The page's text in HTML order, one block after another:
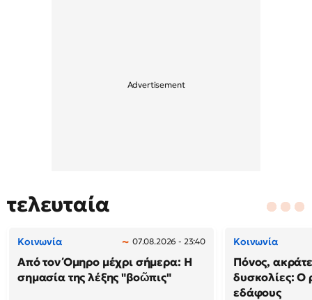
τελευταία
Κοινωνία 07.08.2026 - 23:40
Από τον Όμηρο μέχρι σήμερα: Η
σημασία της λέξης "βοῶπις"
Κοινωνία
Πόνος,
δυσκολίες: Ο
εδάφους